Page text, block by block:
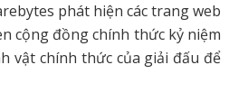
phát hiện các trang web
cộng đồng chính thức kỷ niệm
vật chính thức của giải đấu để